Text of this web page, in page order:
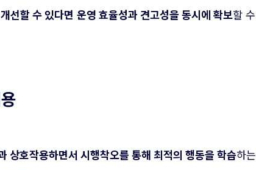
선할 수 있다면 운영 효율성과 견고성을 동시에 확보할
상호작용하면서 시행착오를 통해 최적의 행동을 학습하